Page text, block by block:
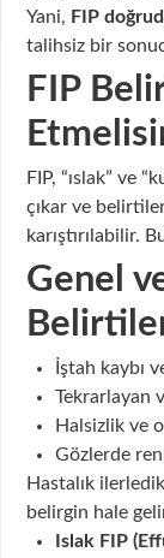
Yani, FIP
talihsiz bir
FIP
FIP, “ıslak” ve
çıkar ve
karıştırılabilir.
Genel
İştah kaybı
Tekrarlayan
Halsizlik ve
Gözlerde
Hastalık
belirgin hale
Islak FIP